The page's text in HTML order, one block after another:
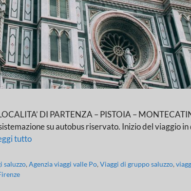
DI PARTENZA – PISTOIA –
su autobus riservato. Inizio del viaggio
tutto
saluzzo,Agenzia viaggi valle Po,Viaggi di gruppo saluzzo,